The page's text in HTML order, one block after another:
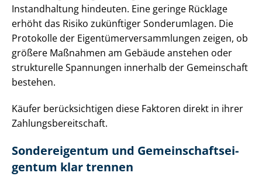
Instandhaltung hindeuten. Eine geringe Rücklage
erhöht das Risiko zukünftiger Sonderumlagen. Die
Protokolle der Ei­gen­tü­mer­ver­samm­lun­gen zeigen, ob
größere Maßnahmen am Gebäude anstehen oder
strukturelle Spannungen innerhalb der Gemeinschaft
bestehen.
Käufer berücksichtigen diese Faktoren direkt in ihrer
Zah­lungs­be­reit­schaft.
Sondereigentum und Ge­mein­schafts­ei­
gen­tum klar trennen